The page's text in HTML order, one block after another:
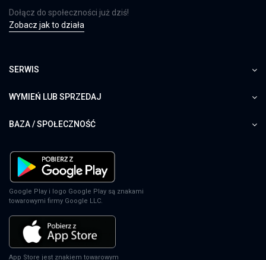
Dołącz do społeczności już dziś!
Zobacz jak to działa
SERWIS
WYMIEŃ LUB SPRZEDAJ
BAZA / SPOŁECZNOŚĆ
Google Play i logo Google Play są znakami
towarowymi firmy Google LLC.
App Store jest znakiem towarowym